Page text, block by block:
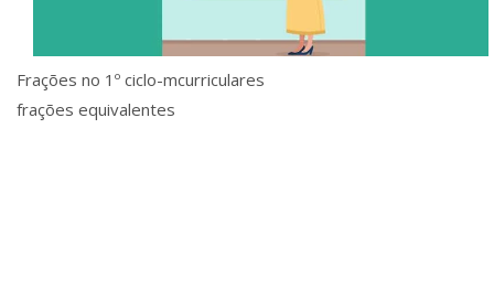
Frações no 1º ciclo-mcurriculares
frações equivalentes